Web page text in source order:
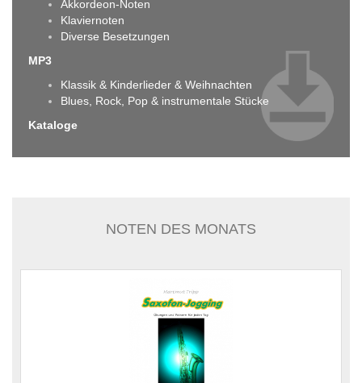
Akkordeon-Noten
Klaviernoten
Diverse Besetzungen
MP3
Klassik & Kinderlieder & Weihnachten
Blues, Rock, Pop & instrumentale Stücke
Kataloge
NOTEN DES MONATS